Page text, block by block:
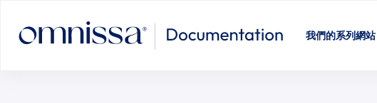
我們的系列網站